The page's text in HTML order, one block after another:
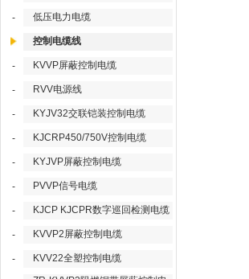
- 低压电力电缆
控制电缆线
- KVVP屏蔽控制电缆
- RVV电源线
- KYJV32交联铠装控制电缆
- KJCRP450/750V控制电缆
- KYJVP屏蔽控制电缆
- PVVP信号电缆
- KJCP KJCPR数字巡回检测电缆
- KVVP2屏蔽控制电缆
-
KVV22全塑控制电缆